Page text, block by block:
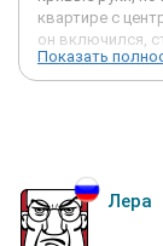
квартире с
он включился,
верхний
биения об
ее
эксперт -
телефону со
принимаю я. На
вашего же
Показать
Лера